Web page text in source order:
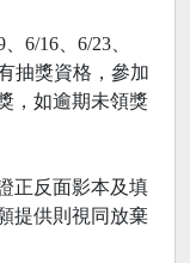
6/16、6/23、
抽獎資格，參加
，如逾期未領獎
正反面影本及填
提供則視同放棄